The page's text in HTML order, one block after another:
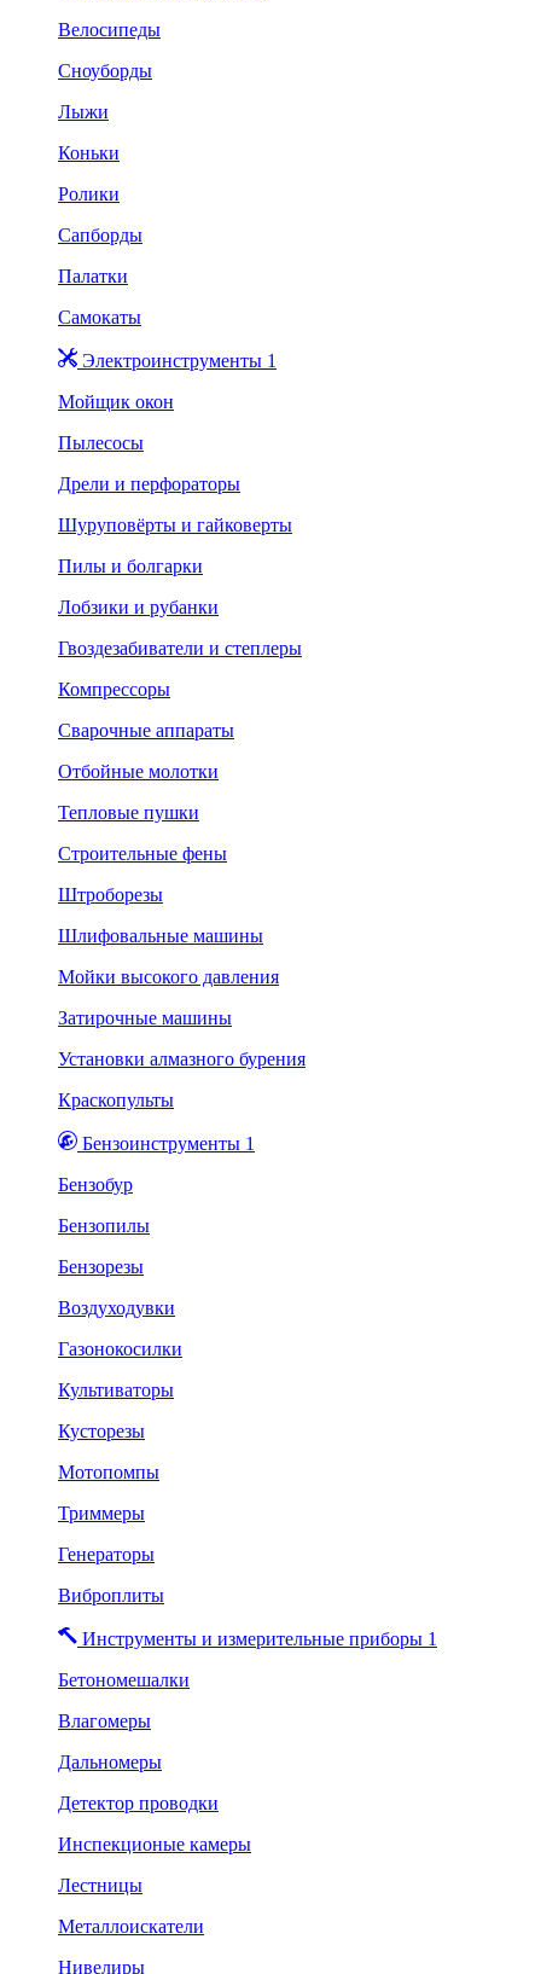
Велосипеды
Сноуборды
Лыжи
Коньки
Ролики
Сапборды
Палатки
Самокаты
Электроинструменты 1
Мойщик окон
Пылесосы
Дрели и перфораторы
Шуруповёрты и гайковерты
Пилы и болгарки
Лобзики и рубанки
Гвоздезабиватели и степлеры
Компрессоры
Сварочные аппараты
Отбойные молотки
Тепловые пушки
Строительные фены
Штроборезы
Шлифовальные машины
Мойки высокого давления
Затирочные машины
Установки алмазного бурения
Краскопульты
Бензоинструменты 1
Бензобур
Бензопилы
Бензорезы
Воздуходувки
Газонокосилки
Культиваторы
Кусторезы
Мотопомпы
Триммеры
Генераторы
Виброплиты
Инструменты и измерительные приборы 1
Бетономешалки
Влагомеры
Дальномеры
Детектор проводки
Инспекционые камеры
Лестницы
Металлоискатели
Нивелиры